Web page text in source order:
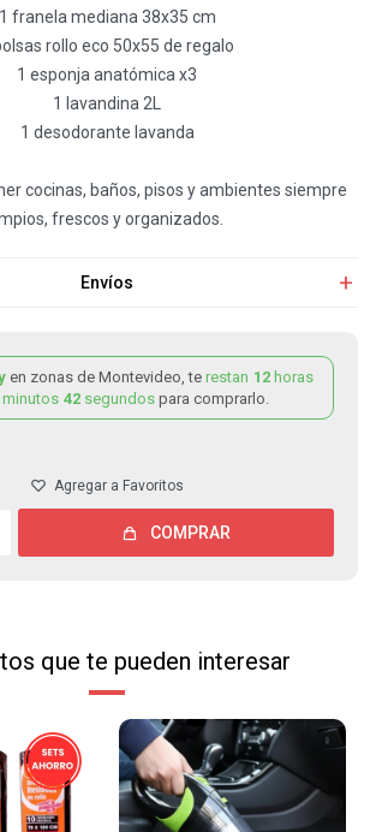
1 franela mediana 38x35 cm
rollo eco 50x55 de regalo
1 esponja anatómica x3
1 lavandina 2L
1 desodorante lavanda
cocinas, baños, pisos y ambientes siempre
frescos y organizados.
Envíos
en zonas de Montevideo, te restan 12 horas
minutos 42 segundos para comprarlo.
COMPRAR
que te pueden interesar